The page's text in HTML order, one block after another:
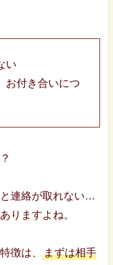
い
お付き合いにつ
連絡が取れない…
りますよね。
徴は、まずは相手